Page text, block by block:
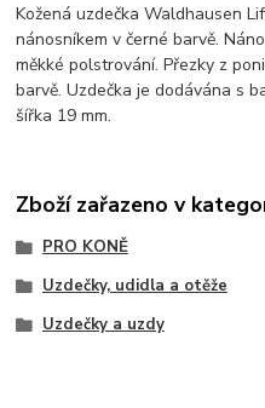
Kožená uzdečka Waldhausen
nánosníkem v černé barvě.
měkké polstrování. Přezky z
barvě. Uzdečka je dodávána s
šířka 19 mm.
Zboží zařazeno v
PRO KONĚ
Uzdečky, udidla a otěže
Uzdečky a uzdy